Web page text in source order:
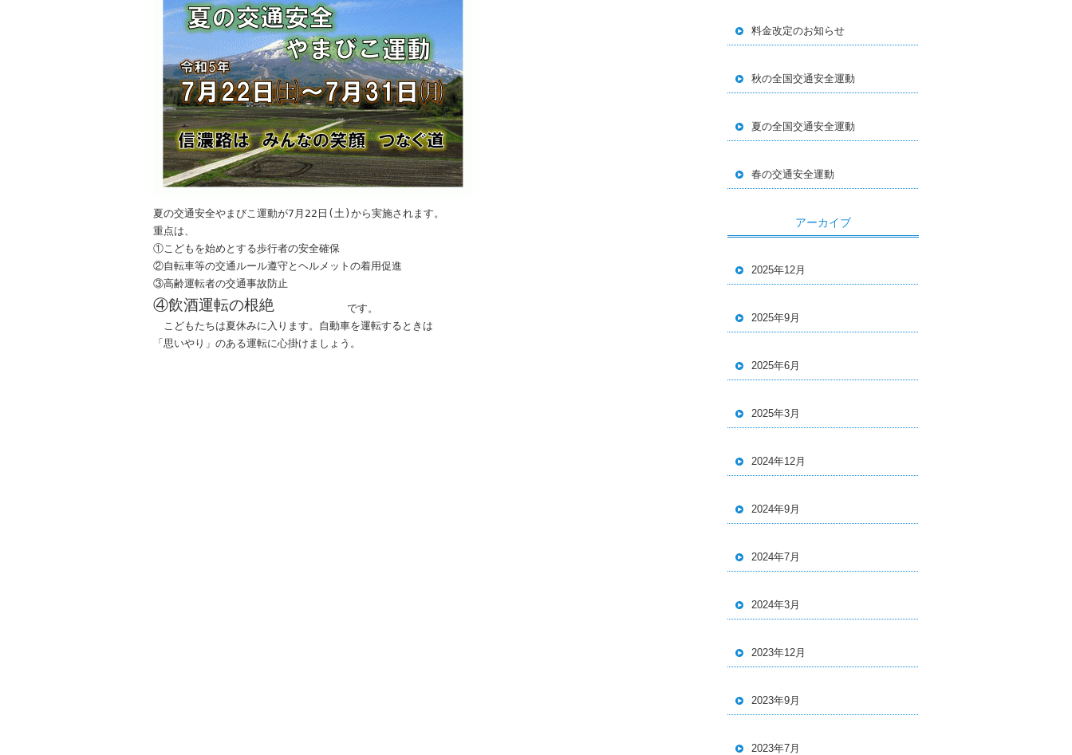
夏の交通安全やまびこ運動が7月22日(土)から実施されます。
重点は、
①こどもを始めとする歩行者の安全確保
②自転車等の交通ルール遵守とヘルメットの着用促進
④飲酒運転の根絶 です。
こどもたちは夏休みに入ります。自動車を運転するときは
「思いやり」のある運転に心掛けましょう。
料金改定のお知らせ
秋の全国交通安全運動
夏の全国交通安全運動
春の交通安全運動
アーカイブ
2025年12月
2025年9月
2025年6月
2025年3月
2024年12月
2024年9月
2024年7月
2024年3月
2023年12月
2023年9月
2023年7月